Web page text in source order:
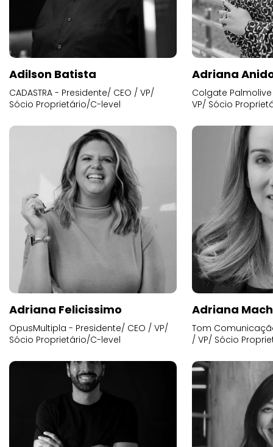
Adilson Batista
CADASTRA - Presidente/ CEO / VP/
Sócio Proprietário/C-level
Adriana
Colgate
VP/ Sócio
Adriana Felicissimo
OpusMultipla - Presidente/ CEO / VP/
Sócio Proprietário/C-level
Adriana
Tom
/ VP/ Sócio